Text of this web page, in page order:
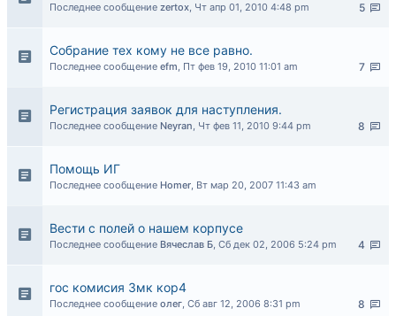
5
Последнее сообщение zertox, Чт апр 01, 2010 4:48 pm
Собрание тех кому не все равно.
7
Последнее сообщение efm, Пт фев 19, 2010 11:01 am
Регистрация заявок для наступления.
8
Последнее сообщение Neyran, Чт фев 11, 2010 9:44 pm
Помощь ИГ
Последнее сообщение Homer, Вт мар 20, 2007 11:43 am
Вести с полей о нашем корпусе
4
Последнее сообщение Вячеслав Б, Сб дек 02, 2006 5:24 pm
гос комисия 3мк кор4
8
Последнее сообщение олег, Сб авг 12, 2006 8:31 pm